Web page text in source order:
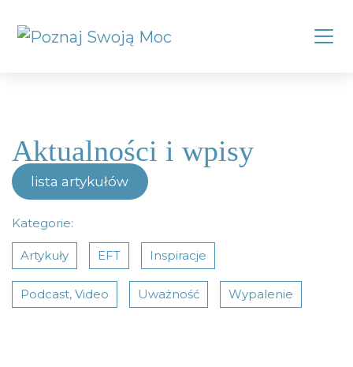
Aktualności i wpisy
lista artykułów
Kategorie:
Artykuły EFT Inspiracje
Podcast, Video Uważność Wypalenie